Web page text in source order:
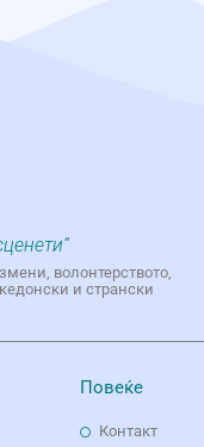
волонтерството,
и странски
Повеќе
Контакт